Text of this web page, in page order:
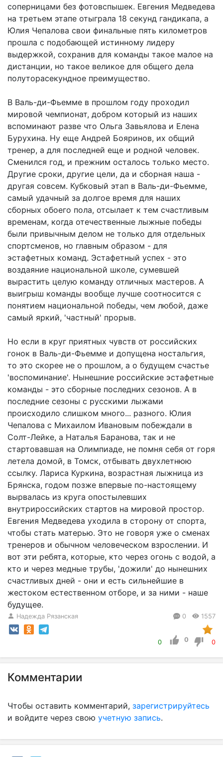
соперницами без фотовспышек. Евгения Медведева
на третьем этапе отыграла 18 секунд гандикапа, а
Юлия Чепалова свои финальные пять километров
прошла с подобающей истинному лидеру
выдержкой, сохранив для команды такое малое на
дистанции, но такое великое для общего дела
полуторасекундное преимущество.
В Валь-ди-Фьемме в прошлом году проходил
мировой чемпионат, добром который из наших
вспоминают разве что Ольга Завьялова и Елена
Бурухина. Ну еще Андрей Бояринов, их общий
тренер, а для последней еще и родной человек.
Сменился год, и прежним осталось только место.
Другие сроки, другие цели, да и сборная наша -
другая совсем. Кубковый этап в Валь-ди-Фьемме,
самый удачный за долгое время для наших
сборных обоего пола, отсылает к тем счастливым
временам, когда отечественные лыжные победы
были привычным делом не только для отдельных
спортсменов, но главным образом - для
эстафетных команд. Эстафетный успех - это
воздаяние национальной школе, сумевшей
вырастить целую команду отличных мастеров. А
выигрыш команды вообще лучше соотносится с
понятием национальной победы, чем любой, даже
самый яркий, 'частный' прорыв.
Но если в круг приятных чувств от российских
гонок в Валь-ди-Фьемме и допущена ностальгия,
то это скорее не о прошлом, а о будущем счастье
'воспоминание'. Нынешние российские эстафетные
команды - это сборные последних сезонов. А в
последние сезоны с русскими лыжами
происходило слишком много... разного. Юлия
Чепалова с Михаилом Ивановым побеждали в
Солт-Лейке, а Наталья Баранова, так и не
стартовавшая на Олимпиаде, не помня себя от горя
летела домой, в Томск, отбывать двухлетнюю
ссылку. Лариса Куркина, возрастная лыжница из
Брянска, годом позже впервые по-настоящему
вырвалась из круга опостылевших
внутрироссийских стартов на мировой простор.
Евгения Медведева уходила в сторону от спорта,
чтобы стать матерью. Это не говоря уже о сменах
тренеров и обычном человеческом взрослении. И
вот эти ребята, которые, кто через огонь с водой, а
кто и через медные трубы, 'дожили' до нынешних
счастливых дней - они и есть сильнейшие в
жестоком естественном отборе, и за ними - наше
будущее.
Надежда Рязанская 0 1557
0 0 0
Комментарии
Чтобы оставить комментарий, зарегистрируйтесь
и войдите через свою учетную запись.